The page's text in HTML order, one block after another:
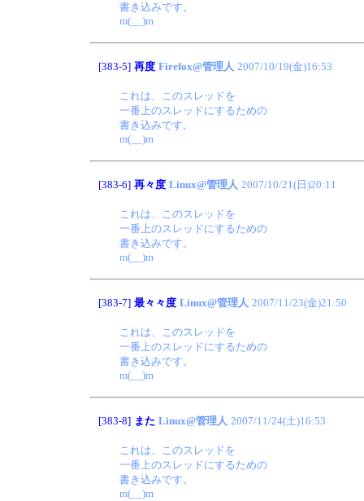
書き込みです。
m(__)m
[383-5] 再度 Firefox@管理人 2007/10/19(金)16:53
これは、このスレッドを
一番上のスレッドにするための
書き込みです。
m(__)m
[383-6] 再々度 Linux@管理人 2007/10/21(日)20:11
これは、このスレッドを
一番上のスレッドにするための
書き込みです。
m(__)m
[383-7] 最々々度 Linux@管理人 2007/11/23(金)21:50
これは、このスレッドを
一番上のスレッドにするための
書き込みです。
m(__)m
[383-8] また Linux@管理人 2007/11/24(土)16:53
これは、このスレッドを
一番上のスレッドにするための
書き込みです。
m(__)m